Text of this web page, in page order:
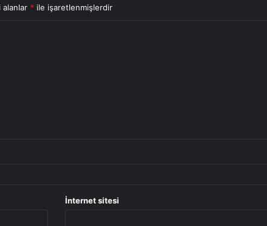
alanlar * ile işaretlenmişlerdir
İnternet sitesi